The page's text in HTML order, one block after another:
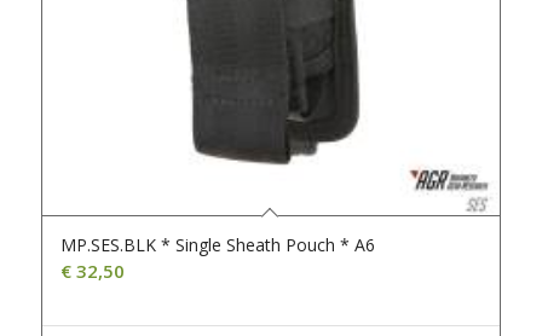
MP.SES.BLK * Single Sheath Pouch * A6
€32,50